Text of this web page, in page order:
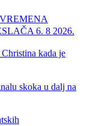
6. 8 2026.
kada je
skoka u dalj na